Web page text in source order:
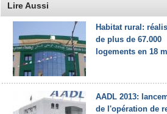
Lire Aussi
Habitat rural:
de plus de 67.000
logements en 18
AADL 2013:
de l'opération de